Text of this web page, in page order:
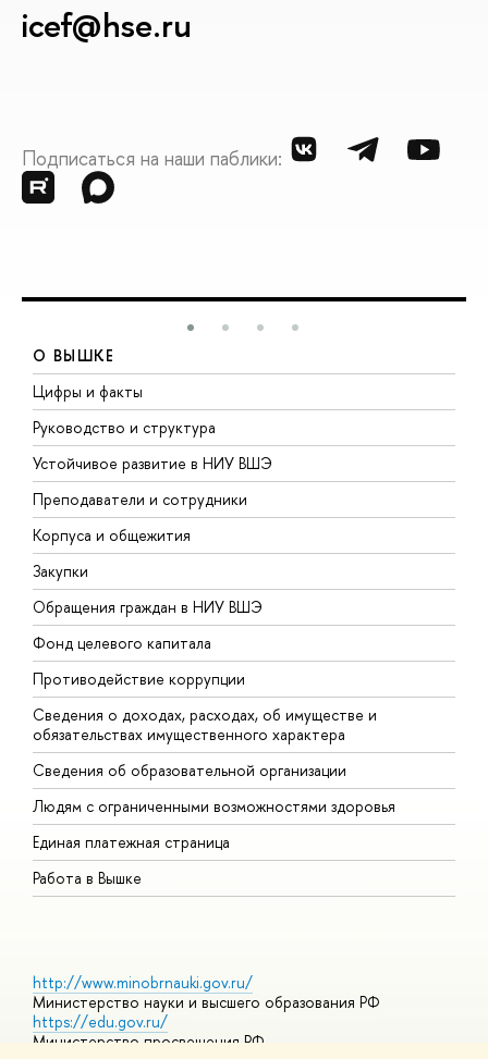
icef@hse.ru
Подписаться на наши паблики:
О ВЫШКЕ
Цифры и факты
Руководство и структура
Устойчивое развитие в НИУ ВШЭ
Преподаватели и сотрудники
Корпуса и общежития
Закупки
Обращения граждан в НИУ ВШЭ
Фонд целевого капитала
Противодействие коррупции
Сведения о доходах, расходах, об имуществе и
обязательствах имущественного характера
Сведения об образовательной организации
Людям с ограниченными возможностями здоровья
Единая платежная страница
Работа в Вышке
http://www.minobrnauki.gov.ru/
Министерство науки и высшего образования РФ
https://edu.gov.ru/
Министерство просвещения РФ